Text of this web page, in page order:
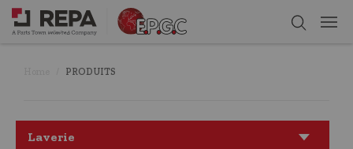
PRODUITS
Laverie